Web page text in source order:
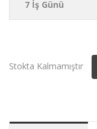
7 İş Günü
Stokta Kalmamıştır